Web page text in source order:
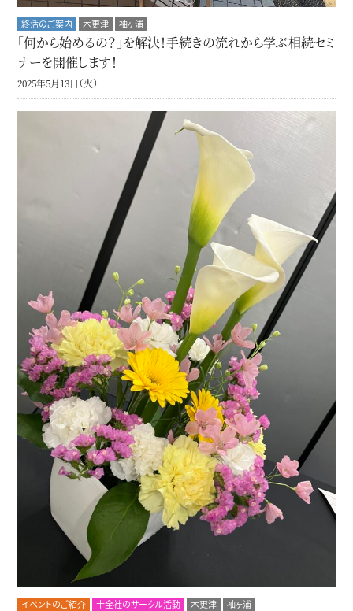
終活のご案内 木更津 袖ヶ浦
「何から始めるの？」を解決！手続きの流れから学ぶ相続セミ
ナーを開催します！
2025年5月13日（火）
イベントのご紹介 十全社のサークル活動 木更津 袖ヶ浦